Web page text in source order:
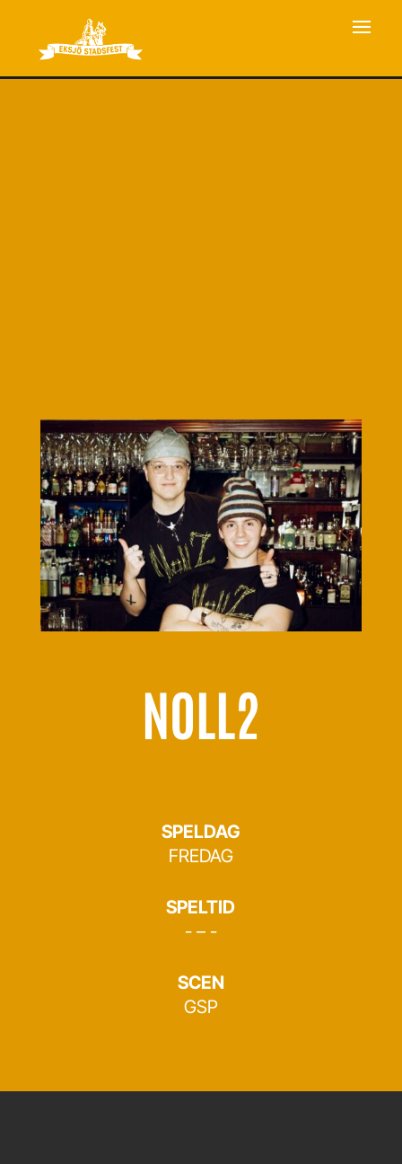
NOLL2
SPELDAG
FREDAG
SPELTID
- – -
SCEN
GSP